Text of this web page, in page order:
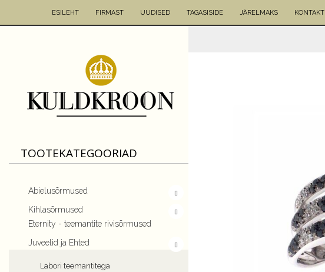
ESILEHT FIRMAST UUDISED TAGASISIDE JÄRELMAKS KONTAKT
TOOTEKATEGOORIAD
Abielusõrmused
Kihlasõrmused
Eternity - teemantite rivisõrmused
Juveelid ja Ehted
Labori teemantitega